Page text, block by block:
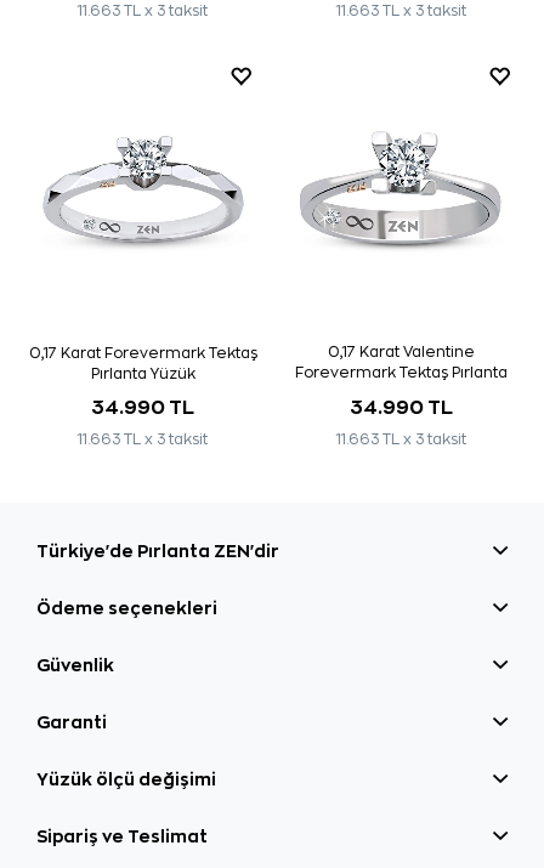
11.663 TL x 3 taksit 11.663 TL x 3 taksit
0,17 Karat Forevermark Tektaş
Pırlanta Yüzük
34.990 TL
11.663 TL x 3 taksit
0,17 Karat Valentine
Forevermark Tektaş Pırlanta
34.990 TL
11.663 TL x 3 taksit
Türkiye'de Pırlanta ZEN'dir
Ödeme seçenekleri
Güvenlik
Garanti
Yüzük ölçü değişimi
Sipariş ve Teslimat